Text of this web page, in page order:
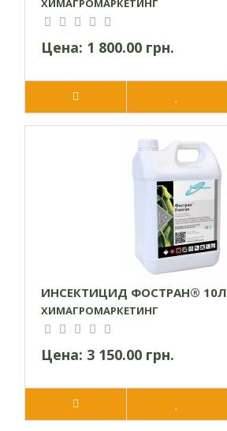
ХИМАГРОМАРКЕТИНГ
Цена: 1 800.00 грн.
ИНСЕКТИЦИД ФОСТРАН® 10Л
ХИМАГРОМАРКЕТИНГ
Цена: 3 150.00 грн.